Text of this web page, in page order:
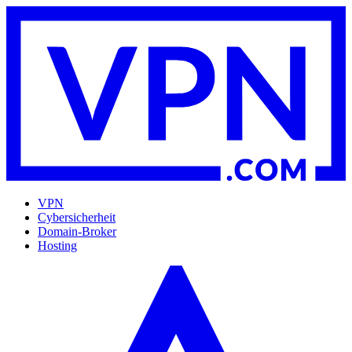
VPN
Cybersicherheit
Domain-Broker
Hosting